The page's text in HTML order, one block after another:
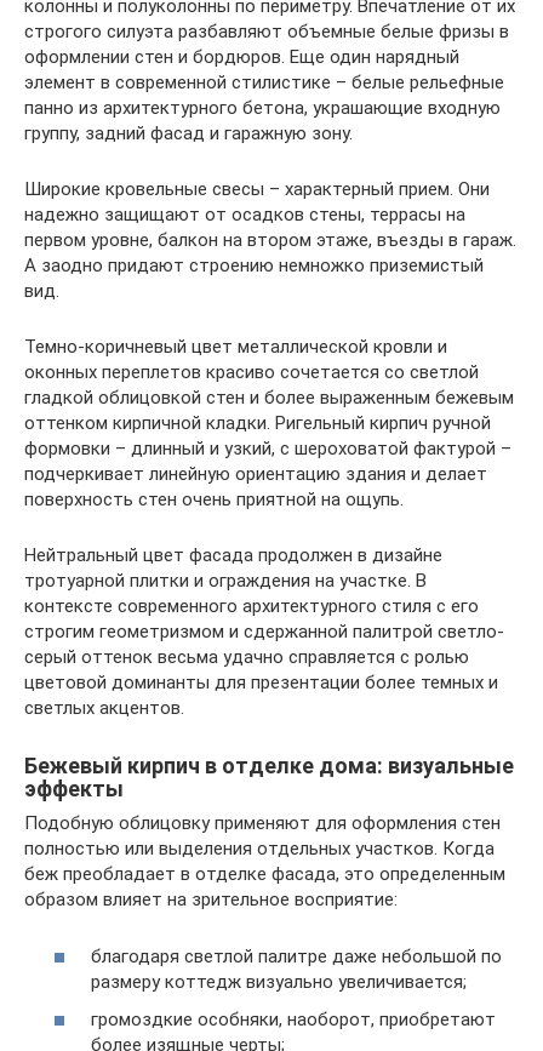
колонны и полуколонны по периметру. Впечатление от их
строгого силуэта разбавляют объемные белые фризы в
оформлении стен и бордюров. Еще один нарядный
элемент в современной стилистике – белые рельефные
панно из архитектурного бетона, украшающие входную
группу, задний фасад и гаражную зону.
Широкие кровельные свесы – характерный прием. Они
надежно защищают от осадков стены, террасы на
первом уровне, балкон на втором этаже, въезды в гараж.
А заодно придают строению немножко приземистый
вид.
Темно-коричневый цвет металлической кровли и
оконных переплетов красиво сочетается со светлой
гладкой облицовкой стен и более выраженным бежевым
оттенком кирпичной кладки. Ригельный кирпич ручной
формовки – длинный и узкий, с шероховатой фактурой –
подчеркивает линейную ориентацию здания и делает
поверхность стен очень приятной на ощупь.
Нейтральный цвет фасада продолжен в дизайне
тротуарной плитки и ограждения на участке. В
контексте современного архитектурного стиля с его
строгим геометризмом и сдержанной палитрой светло-
серый оттенок весьма удачно справляется с ролью
цветовой доминанты для презентации более темных и
светлых акцентов.
Бежевый кирпич в отделке дома: визуальные
эффекты
Подобную облицовку применяют для оформления стен
полностью или выделения отдельных участков. Когда
беж преобладает в отделке фасада, это определенным
образом влияет на зрительное восприятие:
благодаря светлой палитре даже небольшой по
размеру коттедж визуально увеличивается;
громоздкие особняки, наоборот, приобретают
более изящные черты;